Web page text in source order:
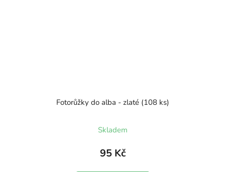
Fotorůžky do alba - zlaté (108 ks)
Skladem
95 Kč